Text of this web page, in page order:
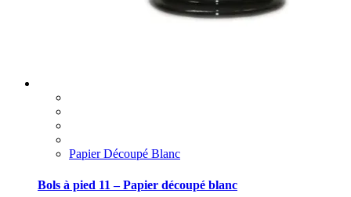
Papier Découpé Blanc
Bols à pied 11 – Papier découpé blanc